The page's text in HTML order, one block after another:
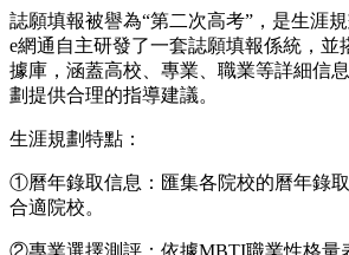
誌願填報被譽為“第二次高考”，是生涯
e網通自主研發了一套誌願填報係統，並
據庫，涵蓋高校、專業、職業等詳細信
劃提供合理的指導建議。
生涯規劃特點：
①曆年錄取信息：匯集各院校的曆年錄
合適院校。